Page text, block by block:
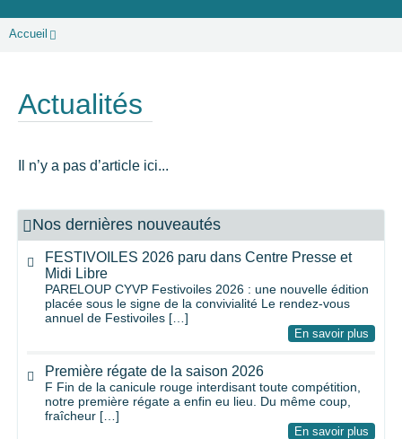
Accueil
Actualités
Il n’y a pas d’article ici...
Nos dernières nouveautés
FESTIVOILES 2026 paru dans Centre Presse et
Midi Libre
PARELOUP CYVP Festivoiles 2026 : une nouvelle édition
placée sous le signe de la convivialité Le rendez-vous
annuel de Festivoiles […]
En savoir plus
Première régate de la saison 2026
F Fin de la canicule rouge interdisant toute compétition,
notre première régate a enfin eu lieu. Du même coup,
fraîcheur […]
En savoir plus